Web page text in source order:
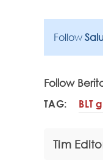
Follow
Follow
TAG: BLT
Tim